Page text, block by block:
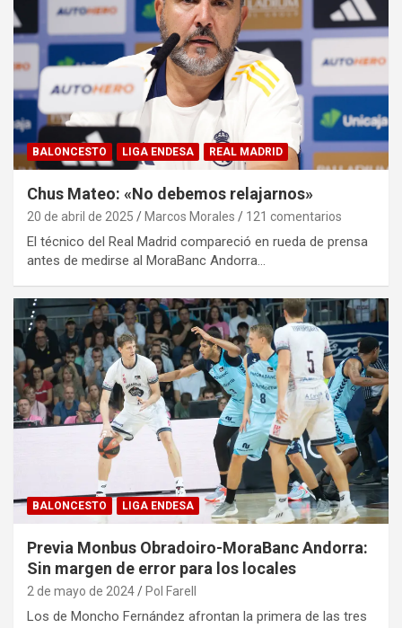
BALONCESTO LIGA ENDESA REAL MADRID
Chus Mateo: «No debemos relajarnos»
20 de abril de 2025 Marcos Morales 121 comentarios
El técnico del Real Madrid compareció en rueda de prensa
antes de medirse al MoraBanc Andorra…
BALONCESTO LIGA ENDESA
Previa Monbus Obradoiro-MoraBanc Andorra:
Sin margen de error para los locales
2 de mayo de 2024 Pol Farell
Los de Moncho Fernández afrontan la primera de las tres